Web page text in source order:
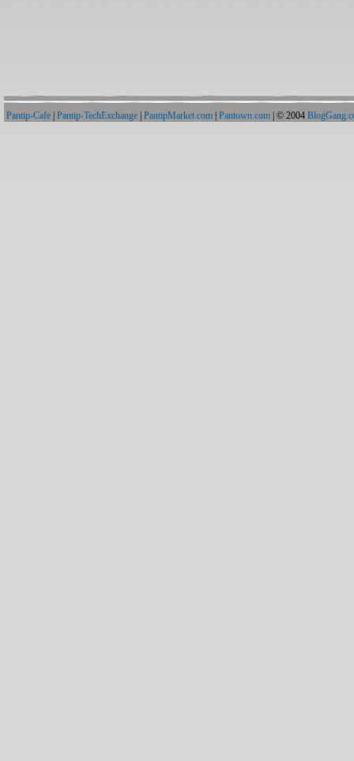
Pantip-Cafe Pantip-TechExchange PantipMarket.com Pantown.com | © 2004